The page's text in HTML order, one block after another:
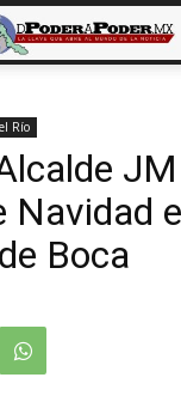
Río
Navidad
Boca